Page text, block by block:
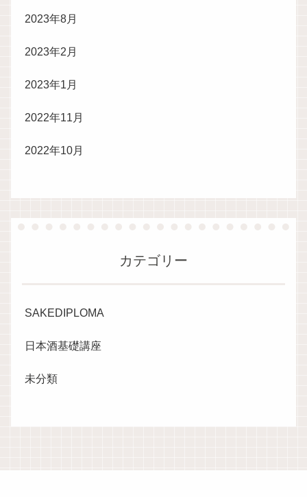
2023年8月
2023年2月
2023年1月
2022年11月
2022年10月
カテゴリー
SAKEDIPLOMA
日本酒基礎講座
未分類